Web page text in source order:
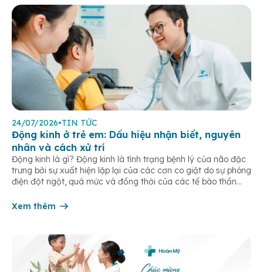
24/07/2026•TIN TỨC
Động kinh ở trẻ em: Dấu hiệu nhận biết, nguyên
nhân và cách xử trí
Động kinh là gì? Động kinh là tình trạng bệnh lý của não đặc
trưng bởi sự xuất hiện lặp lại của các cơn co giật do sự phóng
điện đột ngột, quá mức và đồng thời của các tế bào thần
Xem thêm